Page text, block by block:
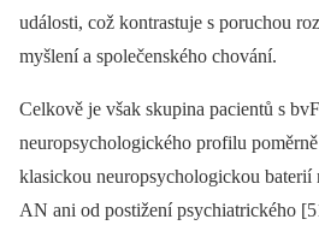
události, což kontrastuje s poruchou
myšlení a společenského chování.
Celkově je však skupina pacientů s
neuropsychologického profilu
klasickou neuropsychologickou
AN ani od postižení psychiatrického